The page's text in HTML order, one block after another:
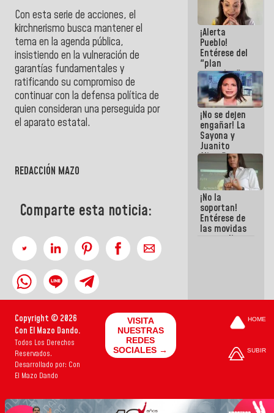
Con esta serie de acciones, el
kirchnerismo busca mantener el
tema en la agenda pública,
insistiendo en la vulneración de
garantías fundamentales y
ratificando su compromiso de
continuar con la defensa política de
quien consideran una perseguida por
el aparato estatal.
REDACCIÓN MAZO
Comparte esta noticia:
Viceministerio
de Energía
Eléctrica y
CORPOELEC
¡Alerta
Pueblo!
Entérese del
"plan
enjambre"
de La Sayo
para
sabotear el
diálogo y
promover el
caos
¡No se dejen
engañar! La
Sayona y
Juanito
Alimaña son
harina del
mismo
costal
¡No la
soportan!
Entérese de
las movidas
que realizan
Copyright © 2026
Con El Mazo Dando.
Todos Los Derechos
Reservados.
Desarrollado por: Con
El Mazo Dando
VISITA
NUESTRAS
REDES
SOCIALES →
HOME
SUBIR